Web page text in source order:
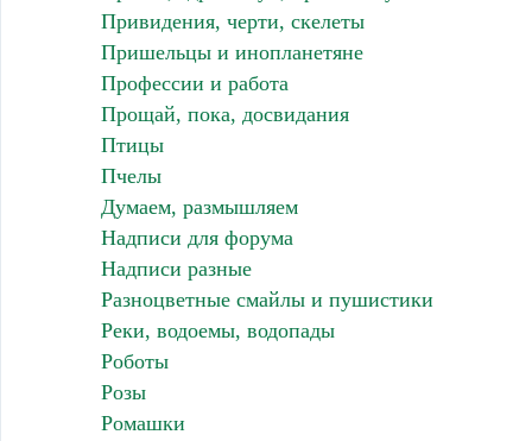
Привидения, черти, скелеты
Пришельцы и инопланетяне
Профессии и работа
Прощай, пока, досвидания
Птицы
Пчелы
Думаем, размышляем
Надписи для форума
Надписи разные
Разноцветные смайлы и пушистики
Реки, водоемы, водопады
Роботы
Розы
Ромашки